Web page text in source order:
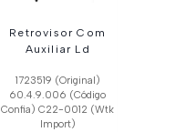
Retrovisor Com
Auxiliar Ld
1723519 (Original)
60.4.9.006 (Código
Confia) C22-0012 (Wtk
Import)